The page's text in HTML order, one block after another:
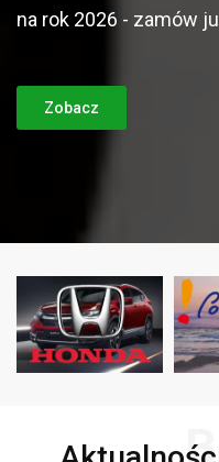
na rok 2026 - zamów
Zobacz